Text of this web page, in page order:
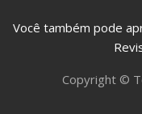
Você também pode
Copyright ©